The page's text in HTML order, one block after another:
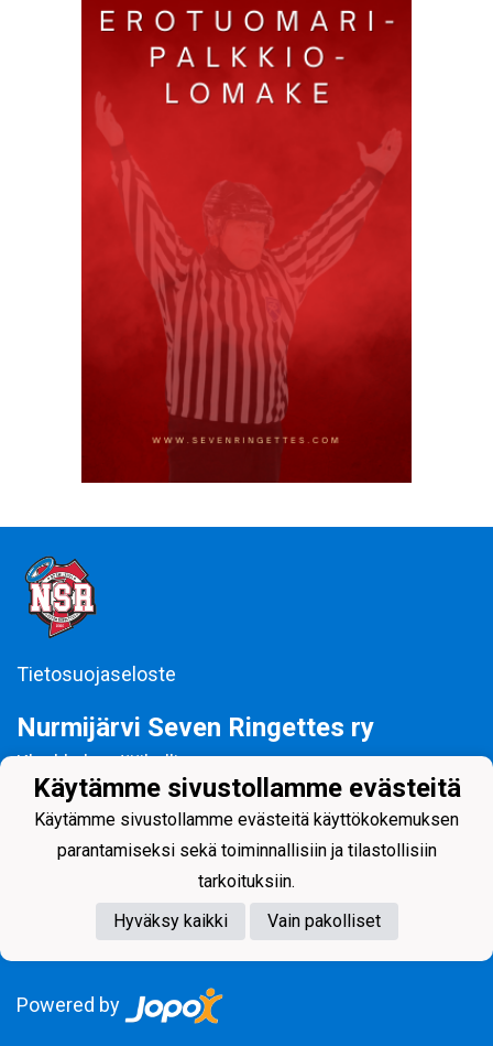
Tietosuojaseloste
Nurmijärvi Seven Ringettes ry
Klaukkalan Jäähalli
Lepsämäntie 12, 01800 Klaukkala
toimisto(at)sevenringettes.com
Y-tunnus: 1619658-9
Ringetteä Nurmijärvellä vuodesta 2000!
Powered by
Käytämme sivustollamme evästeitä
Käytämme sivustollamme evästeitä käyttökokemuksen
parantamiseksi sekä toiminnallisiin ja tilastollisiin
tarkoituksiin.
Hyväksy kaikki
Vain pakolliset